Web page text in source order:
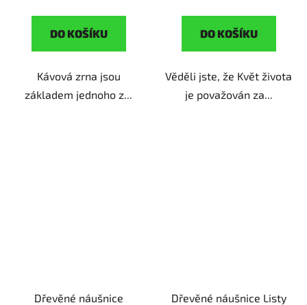
DO KOŠÍKU
Kávová zrna jsou
základem jednoho z...
DO KOŠÍKU
Věděli jste, že Květ života
je považován za...
Dřevěné náušnice
Dřevěné náušnice Listy